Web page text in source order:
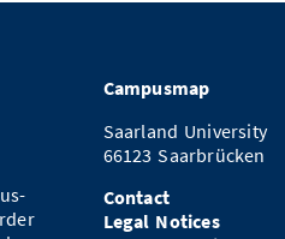
Campusmap
Saarland University
66123 Saarbrücken
Contact
Legal Notices